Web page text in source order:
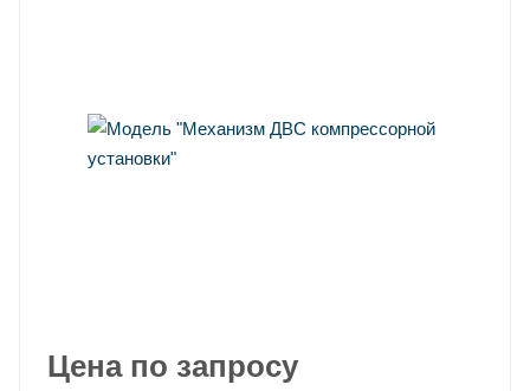
Цена по запросу